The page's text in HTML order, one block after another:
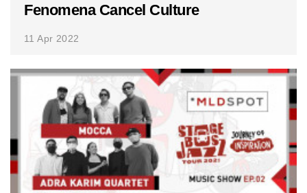
Fenomena Cancel Culture
11 Apr 2022